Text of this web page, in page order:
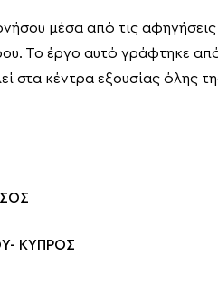
μέσα από τις
Το έργο αυτό γράφτηκε
στα κέντρα εξουσίας όλης
ΚΥΠΡΟΣ